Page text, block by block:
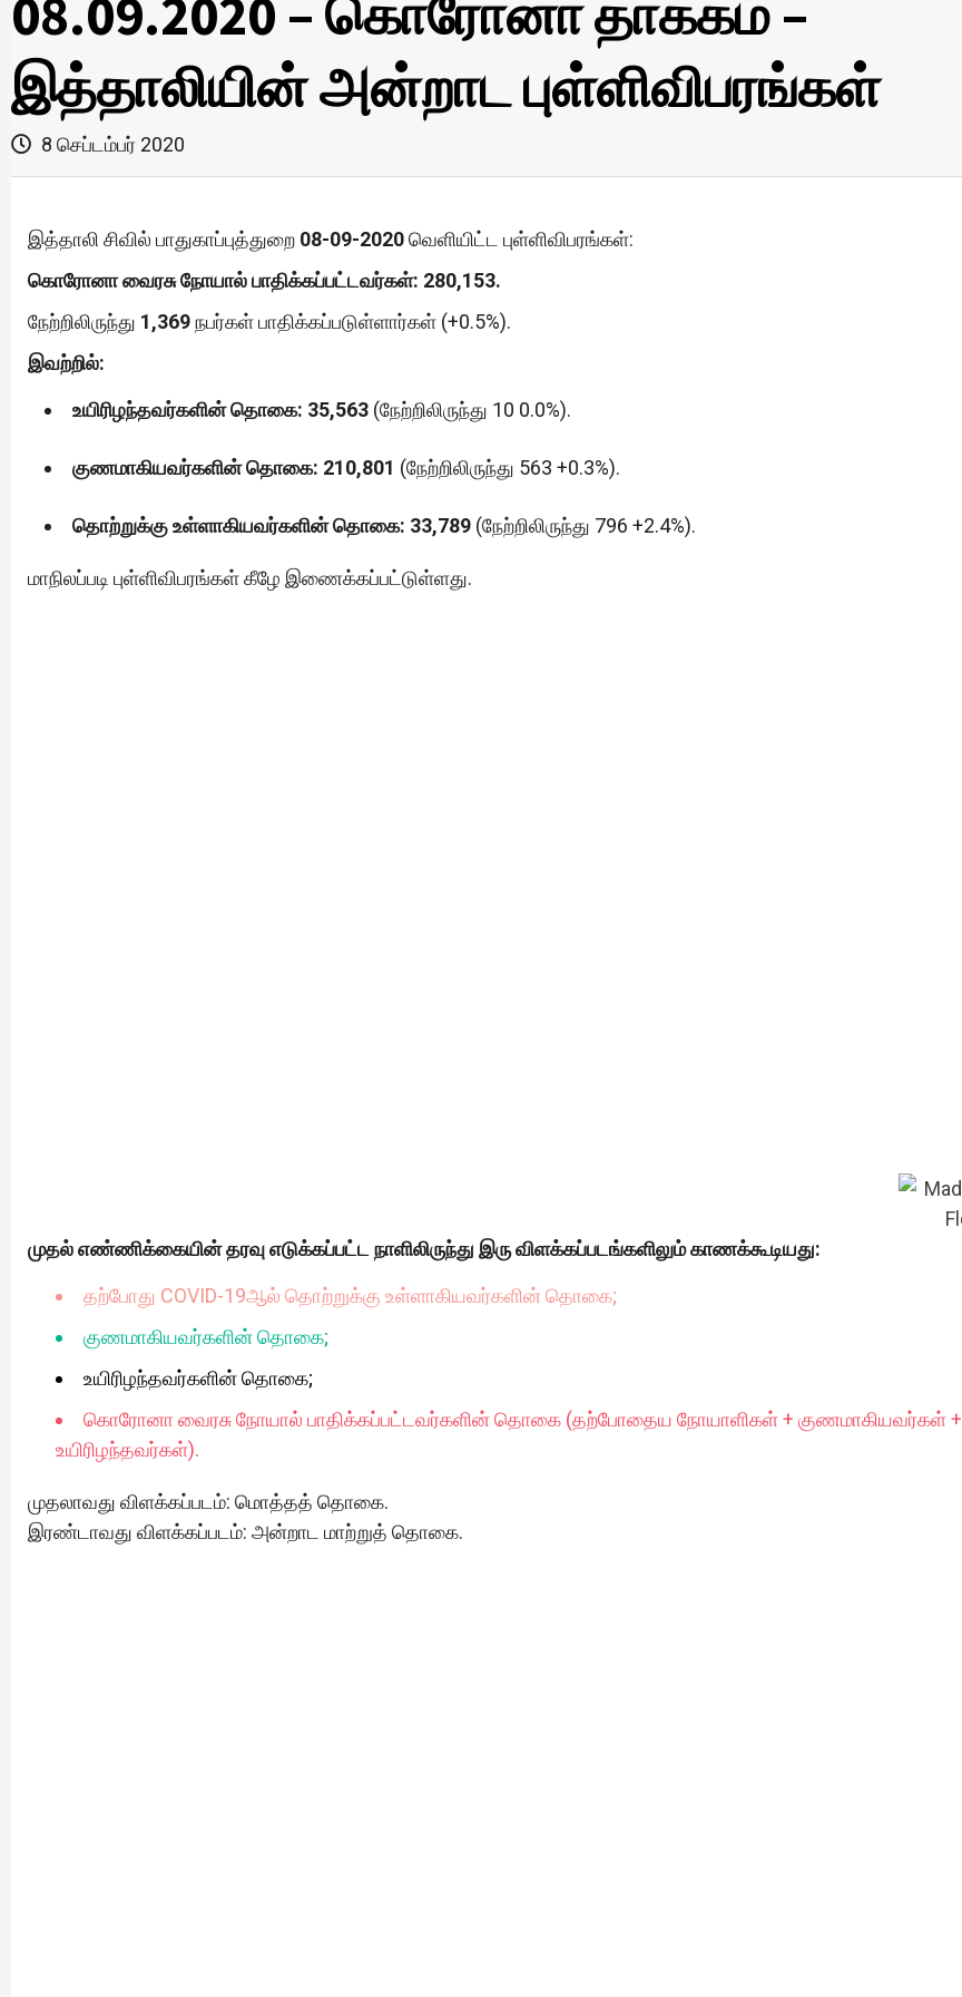
08.09.2020 – கொரோனா தாக்கம் –
இத்தாலியின் அன்றாட புள்ளிவிபரங்கள்
8 செப்டம்பர் 2020
இத்தாலி சிவில் பாதுகாப்புத்துறை 08-09-2020வெளியிட்ட புள்ளிவிபரங்கள்:
கொரோனா வைரசு நோயால் பாதிக்கப்பட்டவர்கள்: 280,153.
நேற்றிலிருந்து 1,369நபர்கள் பாதிக்கப்படுள்ளார்கள் (+0.5%).
இவற்றில்:
உயிரிழந்தவர்களின் தொகை: 35,563 (நேற்றிலிருந்து 10 0.0%).
குணமாகியவர்களின் தொகை: 210,801 (நேற்றிலிருந்து 563 +0.3%).
தொற்றுக்கு உள்ளாகியவர்களின் தொகை: 33,789 (நேற்றிலிருந்து 796 +2.4%).
மாநிலப்படி புள்ளிவிபரங்கள் கீழே இணைக்கப்பட்டுள்ளது.
முதல் எண்ணிக்கையின் தரவு எடுக்கப்பட்ட நாளிலிருந்து இரு விளக்கப்படங்களிலும் காணக்கூடியது:
தற்போது COVID-19ஆல் தொற்றுக்கு உள்ளாகியவர்களின் தொகை;
குணமாகியவர்களின் தொகை;
உயிரிழந்தவர்களின் தொகை;
கொரோனா வைரசு நோயால் பாதிக்கப்பட்டவர்களின் தொகை (தற்போதைய நோயாளிகள் + குணமாகியவர்கள் +
உயிரிழந்தவர்கள்).
முதலாவது விளக்கப்படம்: மொத்தத் தொகை.
இரண்டாவது விளக்கப்படம்: அன்றாட மாற்றுத் தொகை.